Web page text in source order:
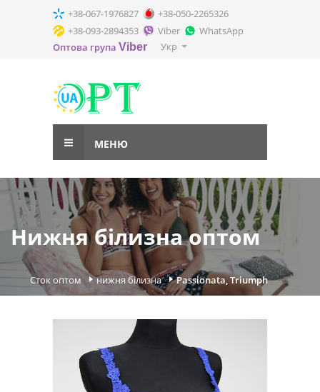
+38-067-1976827
+38-050-2265326
+38-093-2894353
Viber
WhatsApp
Оптова група Viber Укр
МЕНЮ
Нижня білизна оптом
Сток оптом нижня білизна Passionata, Triumph